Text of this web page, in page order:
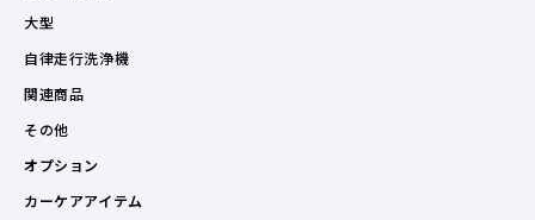
大型
自律走行洗浄機
関連商品
その他
オプション
カーケアアイテム